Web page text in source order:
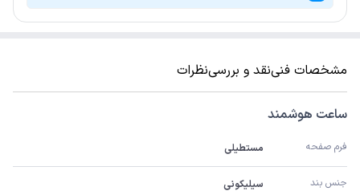
مشخصات فنینقد و بررسینظرات
ساعت هوشمند
فرم صفحه مستطیلی
جنس بند سیلیکونی